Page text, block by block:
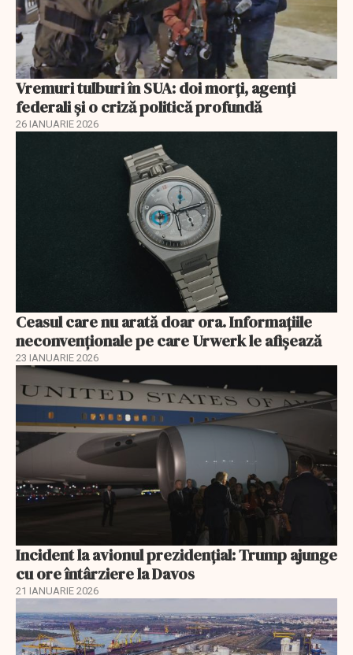
Vremuri tulburi în SUA: doi morți, agenți
federali și o criză politică profundă
26 IANUARIE 2026
Ceasul care nu arată doar ora. Informațiile
neconvenționale pe care Urwerk le afișează
23 IANUARIE 2026
Incident la avionul prezidențial: Trump ajunge
cu ore întârziere la Davos
21 IANUARIE 2026
EXCLUSIV